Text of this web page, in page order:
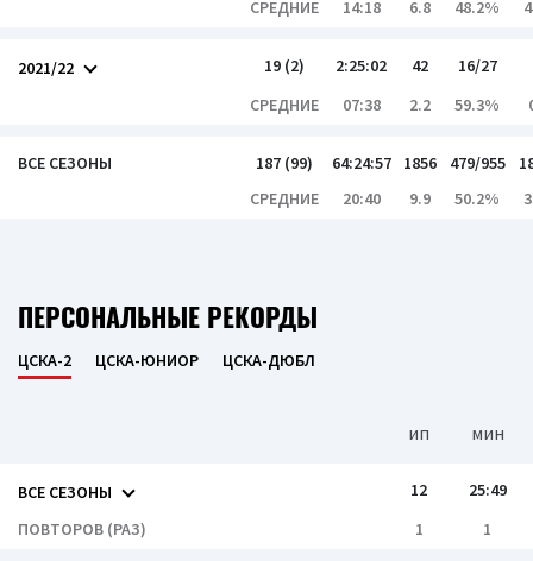
СРЕДНИЕ
14:18 6.8 48.2%
2021/22 19 (2) 2:25:02 42
16/27
СРЕДНИЕ
07:38 2.2 59.3%
ВСЕ СЕЗОНЫ 187 (99) 64:24:57 1856 479/955
СРЕДНИЕ
20:40 9.9 50.2%
ПЕРСОНАЛЬНЫЕ РЕКОРДЫ
ЦСКА-2 ЦСКА-ЮНИОР ЦСКА-ДЮБЛ
ип мин
ВСЕ СЕЗОНЫ 12
25:49
ПОВТОРОВ (РАЗ)
1 1